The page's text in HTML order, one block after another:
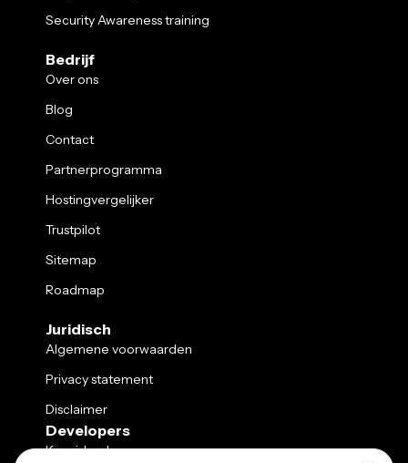
Security Awareness training
Bedrijf
Over ons
Blog
Contact
Partnerprogramma
Hostingvergelijker
Trustpilot
Sitemap
Roadmap
Juridisch
Algemene voorwaarden
Privacy statement
Disclaimer
Developers
Kennisbank